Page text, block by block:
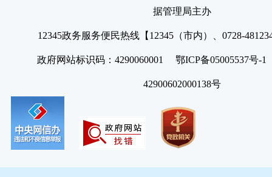
据管理局主办
12345政务服务便民热线【12345（市内）、0728-
政府网站标识码：4290060001 鄂ICP备05005537号
42900602000138号